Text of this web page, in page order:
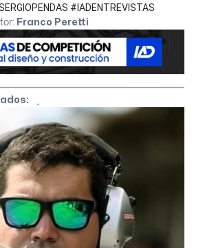
#IADENTREVISTAS
Franco Peretti